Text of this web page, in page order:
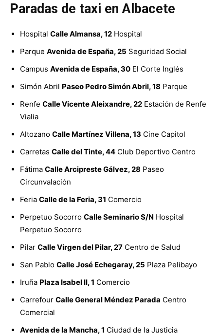
Paradas de taxi en Albacete
Hospital Calle Almansa, 12 Hospital
Parque Avenida de España, 25 Seguridad Social
Campus Avenida de España, 30 El Corte Inglés
Simón Abril Paseo Pedro Simón Abril, 18 Parque
Renfe Calle Vicente Aleixandre, 22 Estación de Renfe
Vialia
Altozano Calle Martínez Villena, 13 Cine Capitol
Carretas Calle del Tinte, 44 Club Deportivo Centro
Fátima Calle Arcipreste Gálvez, 28 Paseo
Circunvalación
Feria Calle de la Feria, 31 Comercio
Perpetuo Socorro Calle Seminario S/N Hospital
Perpetuo Socorro
Pilar Calle Virgen del Pilar, 27 Centro de Salud
San Pablo Calle José Echegaray, 25 Plaza Pelibayo
Iruña Plaza Isabel II, 1 Comercio
Carrefour Calle General Méndez Parada Centro
Comercial
Avenida de la Mancha, 1 Ciudad de la Justicia